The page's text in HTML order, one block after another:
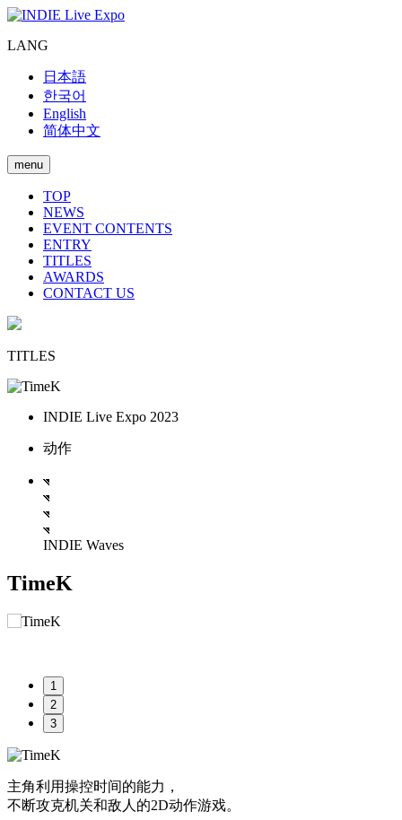
LANG
日本語
한국어
English
简体中文
menu
TOP
NEWS
EVENT CONTENTS
ENTRY
TITLES
AWARDS
CONTACT US
TITLES
INDIE Live Expo 2023
动作
INDIE Waves
TimeK
1
2
3
主角利用操控时间的能力，
不断攻克机关和敌人的2D动作游戏。